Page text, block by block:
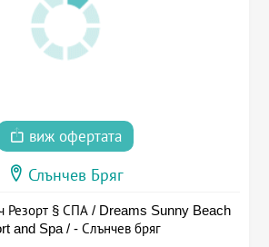
виж офертата
Слънчев Бряг
Резорт § СПА / Dreams Sunny Beach
and Spa / - Слънчев бряг